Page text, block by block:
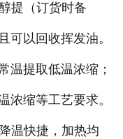
提（订货时备
可以回收挥发油。
温提取低温浓缩；
浓缩等工艺要求。
温快捷，加热均